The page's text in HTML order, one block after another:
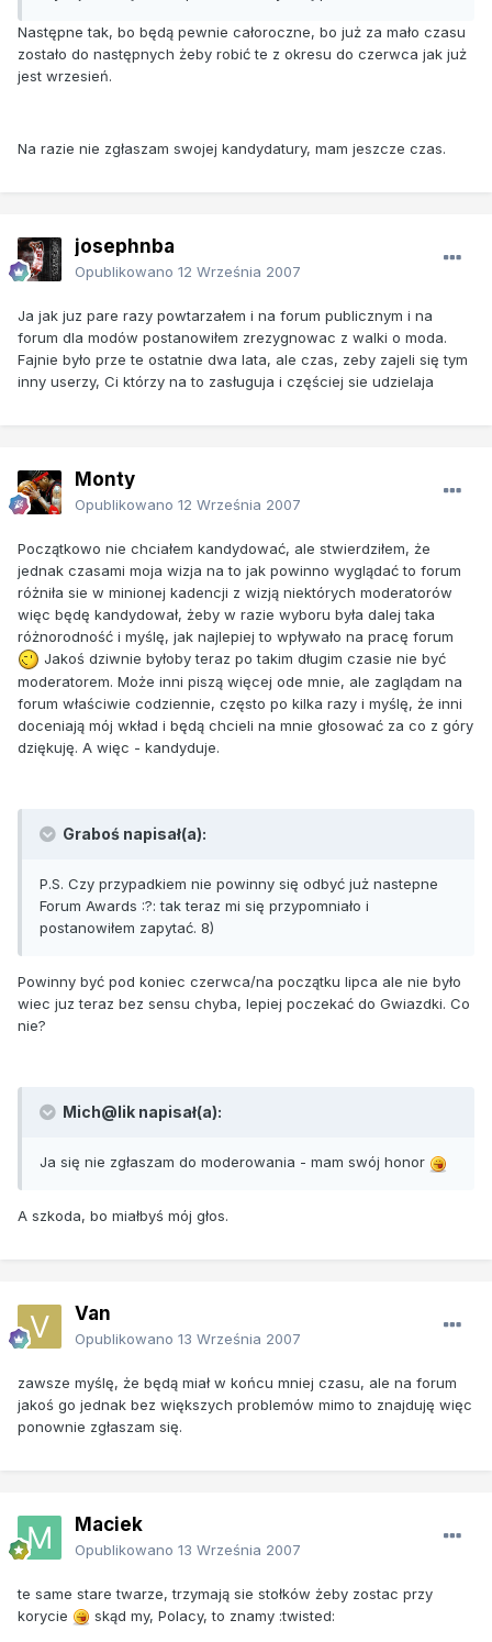
Następne tak, bo będą pewnie całoroczne, bo już za mało czasu
zostało do następnych żeby robić te z okresu do czerwca jak już
jest wrzesień.
Na razie nie zgłaszam swojej kandydatury, mam jeszcze czas.
josephnba
Opublikowano 12 Września 2007
Ja jak juz pare razy powtarzałem i na forum publicznym i na
forum dla modów postanowiłem zrezygnowac z walki o moda.
Fajnie było prze te ostatnie dwa lata, ale czas, zeby zajeli się tym
inny userzy, Ci którzy na to zasługuja i częściej sie udzielaja
Monty
Opublikowano 12 Września 2007
Początkowo nie chciałem kandydować, ale stwierdziłem, że
jednak czasami moja wizja na to jak powinno wyglądać to forum
różniła sie w minionej kadencji z wizją niektórych moderatorów
więc będę kandydował, żeby w razie wyboru była dalej taka
różnorodność i myślę, jak najlepiej to wpływało na pracę forum
Jakoś dziwnie byłoby teraz po takim długim czasie nie być
moderatorem. Może inni piszą więcej ode mnie, ale zaglądam na
forum właściwie codziennie, często po kilka razy i myślę, że inni
doceniają mój wkład i będą chcieli na mnie głosować za co z góry
dziękuję. A więc - kandyduje.
Graboś napisał(a):
P.S. Czy przypadkiem nie powinny się odbyć już nastepne
Forum Awards :?: tak teraz mi się przypomniało i
postanowiłem zapytać. 8)
Powinny być pod koniec czerwca/na początku lipca ale nie było
wiec juz teraz bez sensu chyba, lepiej poczekać do Gwiazdki. Co
nie?
Mich@lik napisał(a):
Ja się nie zgłaszam do moderowania - mam swój honor
A szkoda, bo miałbyś mój głos.
Van
Opublikowano 13 Września 2007
zawsze myślę, że będą miał w końcu mniej czasu, ale na forum
jakoś go jednak bez większych problemów mimo to znajduję więc
ponownie zgłaszam się.
Maciek
Opublikowano 13 Września 2007
te same stare twarze, trzymają sie stołków żeby zostac przy
korycie
skąd my, Polacy, to znamy :twisted: